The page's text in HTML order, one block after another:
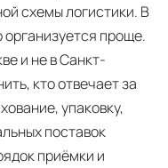
схемы логистики. В
организуется проще.
и не в Санкт-
кто отвечает за
упаковку,
поставок
приёмки и